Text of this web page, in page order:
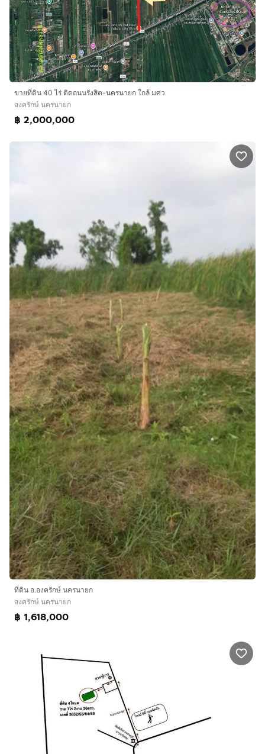
ขายที่ดิน 40 ไร่ ติดถนนรังสิต-นครนายก ใกล้ มศว
องครักษ์ นครนายก
฿ 2,000,000
ที่ดิน อ.องครักษ์ นครนายก
องครักษ์ นครนายก
฿ 1,618,000